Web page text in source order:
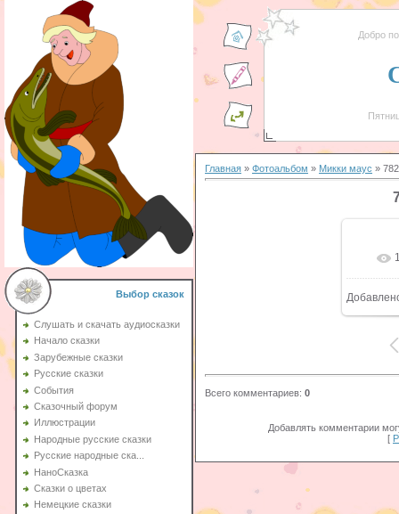
Выбор сказок
Слушать и скачать аудиосказки
Начало сказки
Зарубежные сказки
Русские сказки
События
Сказочный форум
Иллюстрации
Народные русские сказки
Русские народные ска...
НаноСказка
Сказки о цветах
Немецкие сказки
Добро
Главная » Фотоальбом » Микки маус »
Всего комментариев: 0
Добавлять комментарии
[